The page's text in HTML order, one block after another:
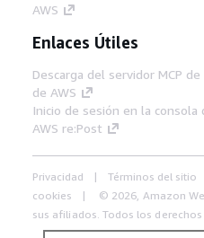
AWS
Enlaces Útiles
Descarga del servidor MCP
de AWS
Inicio de sesión en la consola
AWS re:Post
Privacidad Términos del sitio
cookies
© 2026, Amazon
sus afiliados. Todos los derechos